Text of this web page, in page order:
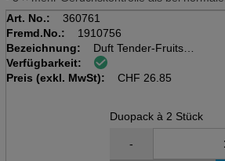
Art. No.:
360761
Fremd.No.:
1910756
Bezeichnung:
Duft Tender-Fruits
MICROBURST DUET
für Microburst (360751)
Verfügbarkeit:
Preis (exkl. MwSt):
CHF 26.85
Duopack à 2 Stück
-